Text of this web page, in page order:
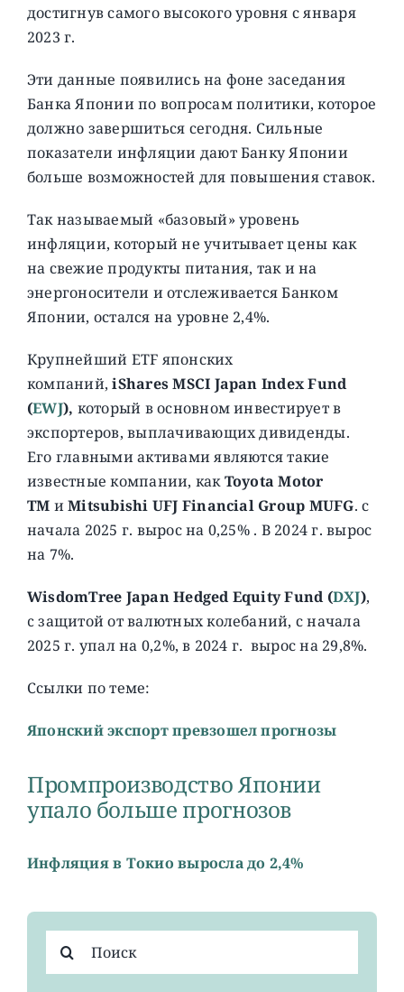
достигнув самого высокого уровня с января
2023 г.
Эти данные появились на фоне заседания
Банка Японии по вопросам политики, которое
должно завершиться сегодня. Сильные
показатели инфляции дают Банку Японии
больше возможностей для повышения ставок.
Так называемый «базовый» уровень
инфляции, который не учитывает цены как
на свежие продукты питания, так и на
энергоносители и отслеживается Банком
Японии, остался на уровне 2,4%.
Крупнейший ETF японских
компаний, iShares MSCI Japan Index Fund
(EWJ), который в основном инвестирует в
экспортеров, выплачивающих дивиденды.
Его главными активами являются такие
известные компании, какToyota Motor
TM иMitsubishi UFJ Financial Group MUFG. с
начала 2025 г. вырос на 0,25% . В 2024 г. вырос
на 7%.
WisdomTree Japan Hedged Equity Fund (DXJ),
c защитой от валютных колебаний, с начала
2025 г. упал на 0,2%, в 2024 г. вырос на 29,8%.
Ссылки по теме:
Японский экспорт превзошел прогнозы
Промпроизводство Японии
упало больше прогнозов
Инфляция в Токио выросла до 2,4%
поиска: